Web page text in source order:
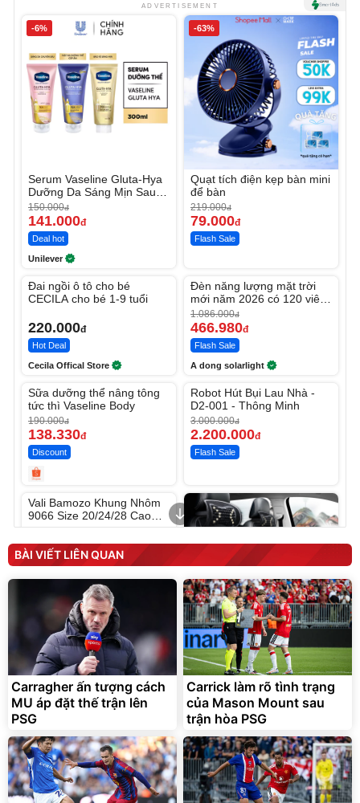
ADVERTISEMENT
-6%
Serum Vaseline Gluta-Hya
Dưỡng Da Sáng Mịn Sau 7
Ngày
150.000đ
141.000đ
Deal hot
Unilever
-63%
Quạt tích điện kẹp bàn mini
để bàn
219.000đ
79.000đ
Flash Sale
Đai ngồi ô tô cho bé
CECILA cho bé 1-9 tuổi
220.000đ
Hot Deal
Cecila Offical Store
-56%
Đèn năng lượng mặt trời
mới năm 2026 có 120 viên
LED lớn
1.086.000đ
466.980đ
Flash Sale
A dong solarlight
-27%
Sữa dưỡng thể nâng tông
tức thì Vaseline Body
190.000đ
138.330đ
Discount
-26%
Robot Hút Bụi Lau Nhà -
D2-001 - Thông Minh
3.000.000đ
2.200.000đ
Flash Sale
Vali Bamozo Khung Nhôm
9066 Size 20/24/28 Cao
Cấp
1.000.000
825.000đ
Flash Sale
Lót ghế ôtô, nâng lưng
chống nóng giúp thoải mái
trong di chuyển
295.000đ
Đã bán nhiều
BÀI VIẾT LIÊN QUAN
Carragher ấn tượng cách
MU áp đặt thế trận lên
PSG
Carrick làm rõ tình trạng
của Mason Mount sau
trận hòa PSG